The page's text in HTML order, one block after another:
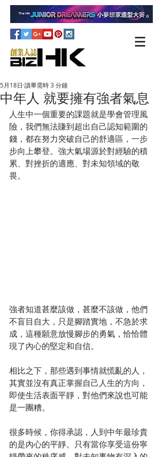
中年人 就要擁有強者氣息
5月18日 讀畢需時 3 分鐘
人生中一個重要的課題就是學會管理風
險，我們無法賺到超出自己認知範圍的
錢，都在努力突破自己的舒適區，一步
步向上攀登。強大氣場源於對經驗的積
累、對挫折的適應、對未知領域的敬
畏。
強者知道甚麼該做，甚麼不該做，他們
不盲目自大，只是腳踏實地，不急於求
成，這種願意放慢腳步的勇氣，恰恰體
現了內心的堅定和自信。
相比之下，那些遇到事情就慌亂的人，
其實並沒有真正掌握自己人生的方向，
即使生活表面平靜，對他們來說也可能
是一團糟。
很多時候，你得承認，人到中年最珍貴
的是內心的平靜。只有當你享受這份寧